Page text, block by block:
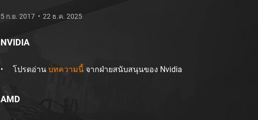
5 ก.ย. 2017 22 ธ.ค. 2025
NVIDIA
โปรดอ่านบทความนี้ จากฝ่ายสนับสนุนของ Nvidia
AMD